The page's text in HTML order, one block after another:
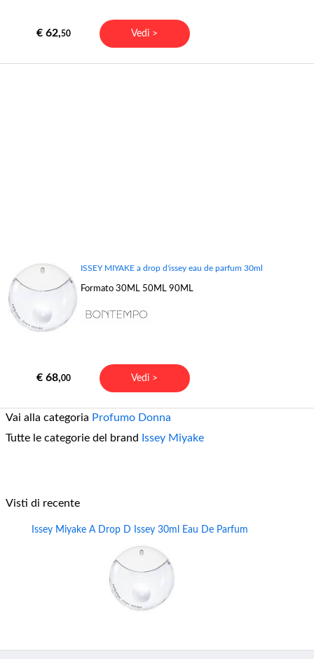
€ 62,50 Vedi >
ISSEY MIYAKE a drop d'issey eau de parfum 30ml
Formato 30ML 50ML 90ML
€ 68,00 Vedi >
Vai alla categoria Profumo Donna
Tutte le categorie del brand
Issey Miyake
Visti di recente
Issey Miyake A Drop D Issey 30ml Eau De Parfum